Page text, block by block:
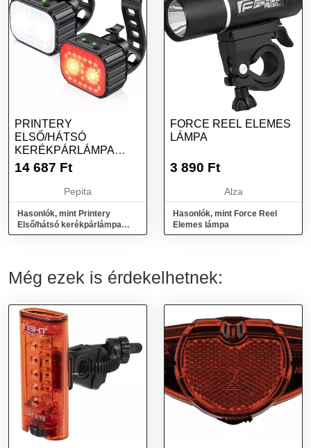
PRINTERY
ELSŐ/HÁTSÓ
KERÉKPÁRLÁMPA
KÉSZLET, 500 LUMEN,
14 687 Ft
Pepita
Hasonlók, mint Printery
Első/hátsó kerékpárlámpa
készlet, 500 lumen, 4
FORCE REEL ELEMES
LÁMPA
3 890 Ft
Alza
Hasonlók, mint Force Reel
Elemes lámpa
Még ezek is érdekelhetnek: